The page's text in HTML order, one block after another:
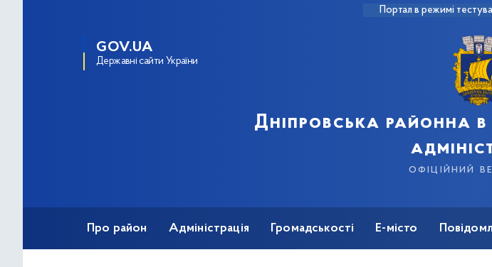
Портал в режимі
GOV.UA
Державні сайти України
Дніпровська районна в
офіційний
Про район Адміністрація Громадськості Е-місто